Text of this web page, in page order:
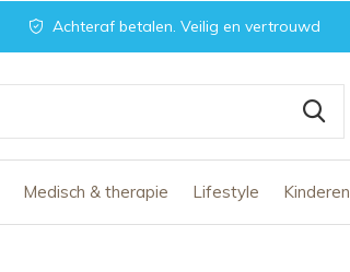
Medisch & therapie Lifestyle Kinderen
Achteraf betalen. Veilig en vertrouwd